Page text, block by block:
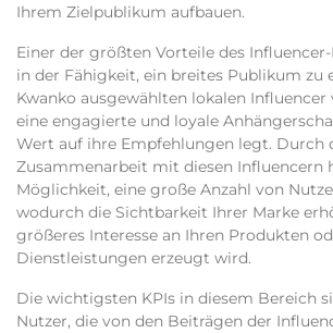
Ihrem Zielpublikum aufbauen.
Einer der größten Vorteile des
in der Fähigkeit, ein breites Publikum zu
Kwanko ausgewählten lokalen Influencer
eine engagierte und loyale
Wert auf ihre Empfehlungen legt. Durch
Zusammenarbeit mit diesen Influencern
Möglichkeit, eine große Anzahl von
wodurch die Sichtbarkeit Ihrer Marke
größeres Interesse an Ihren Produkten
Dienstleistungen erzeugt wird.
Die wichtigsten KPIs in diesem Bereich
Nutzer, die von den Beiträgen der